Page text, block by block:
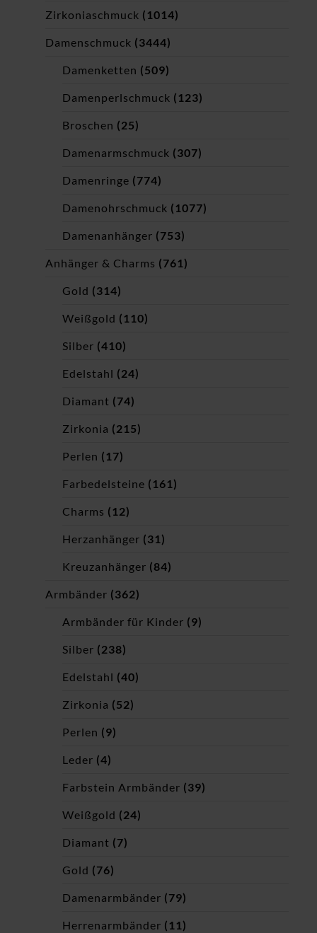
Zirkoniaschmuck (1014)
Damenschmuck (3444)
Damenketten (509)
Damenperlschmuck (123)
Broschen (25)
Damenarmschmuck (307)
Damenringe (774)
Damenohrschmuck (1077)
Damenanhänger (753)
Anhänger & Charms (761)
Gold (314)
Weißgold (110)
Silber (410)
Edelstahl (24)
Diamant (74)
Zirkonia (215)
Perlen (17)
Farbedelsteine (161)
Charms (12)
Herzanhänger (31)
Kreuzanhänger (84)
Armbänder (362)
Armbänder für Kinder (9)
Silber (238)
Edelstahl (40)
Zirkonia (52)
Perlen (9)
Leder (4)
Farbstein Armbänder (39)
Weißgold (24)
Diamant (7)
Gold (76)
Damenarmbänder (79)
Herrenarmbänder (11)